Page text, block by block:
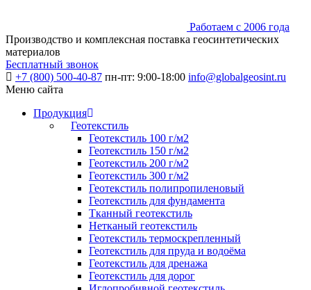
Работаем с 2006 года
Производство и комплексная поставка геосинтетических
материалов
Бесплатный звонок
+7 (800) 500-40-87 пн-пт: 9:00-18:00 info@globalgeosint.ru
Меню сайта
Продукция
Геотекстиль
Геотекстиль 100 г/м2
Геотекстиль 150 г/м2
Геотекстиль 200 г/м2
Геотекстиль 300 г/м2
Геотекстиль полипропиленовый
Геотекстиль для фундамента
Тканный геотекстиль
Нетканый геотекстиль
Геотекстиль термоскрепленный
Геотекстиль для пруда и водоёма
Геотекстиль для дренажа
Геотекстиль для дорог